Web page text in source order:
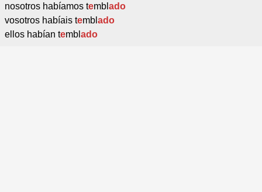
nosotros habíamos tembl ado
vosotros habíais tembl ado
ellos habían tembl ado